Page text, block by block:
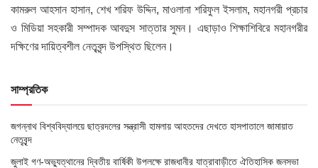
কামরুল আহসান হাসান, শেখ শরিফ উদ্দিন, মাওলানা শরিফুল ইসলাম, মহানগরী প্রচার
ও মিডিয়া সহকারী সম্পাদক আবদুস সাত্তার সুমন। এছাড়াও শিক্ষাশিবিরে মহানগরীর
দক্ষিণের দায়িত্বশীল নেতৃবৃন্দ উপস্থিত ছিলেন।
সাম্প্রতিক
জগন্নাথ বিশ্ববিদ্যালয়ে ছাত্রদলের সন্ত্রাসী হামলায় আহতদের দেখতে হাসপাতালে জামায়াত
নেতৃবৃন্দ
জুলাই গণ-অভ্যুত্থানের দ্বিতীয় বার্ষিকী উপলক্ষে রাজধানীর যাত্রাবাড়ীতে ঐতিহাসিক জনসভা